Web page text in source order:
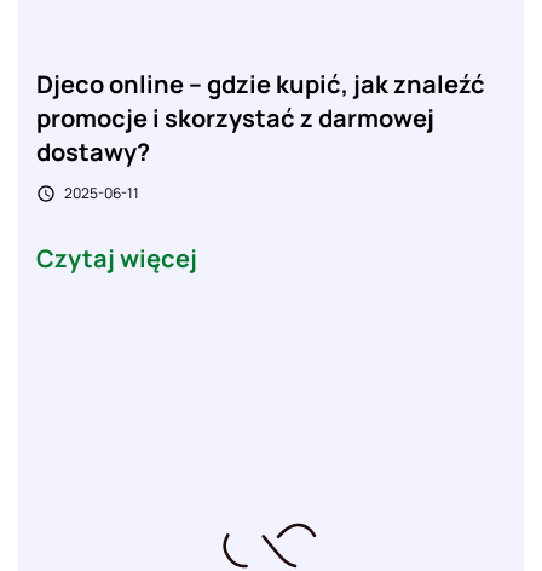
Djeco online – gdzie kupić, jak znaleźć
promocje i skorzystać z darmowej
dostawy?
 2025-06-11
Czytaj więcej